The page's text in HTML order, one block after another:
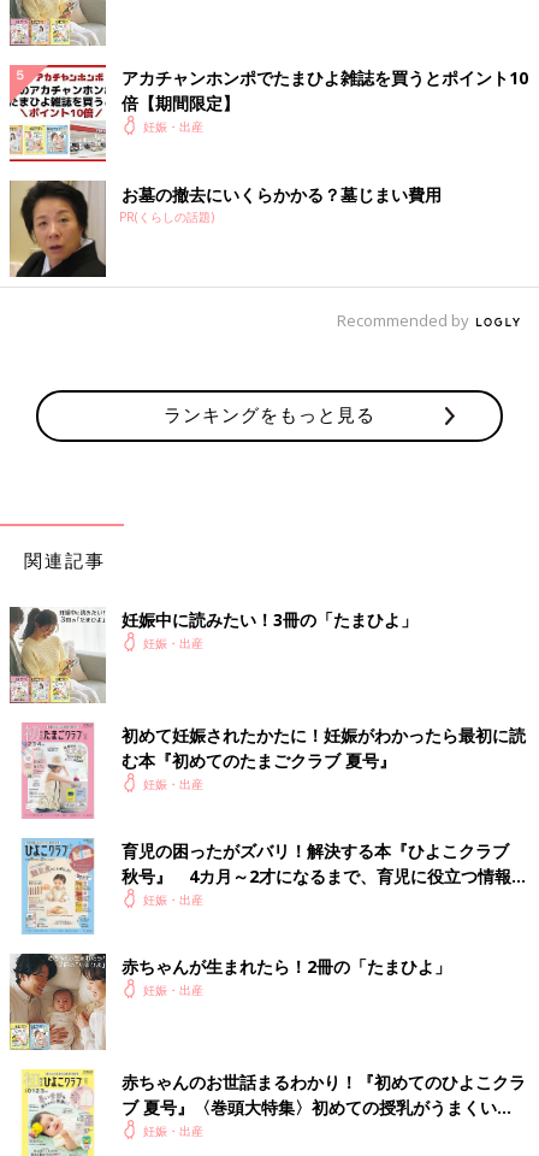
アカチャンホンポでたまひよ雑誌を買うとポイント10
倍【期間限定】
妊娠・出産
お墓の撤去にいくらかかる？墓じまい費用
PR(くらしの話題)
Recommended by
ランキングをもっと見る
関連記事
妊娠中に読みたい！3冊の「たまひよ」
妊娠・出産
初めて妊娠されたかたに！妊娠がわかったら最初に読
む本『初めてのたまごクラブ 夏号』
妊娠・出産
育児の困ったがズバリ！解決する本『ひよこクラブ
秋号』 4カ月～2才になるまで、育児に役立つ情報が
いっぱい！
妊娠・出産
赤ちゃんが生まれたら！2冊の「たまひよ」
妊娠・出産
赤ちゃんのお世話まるわかり！『初めてのひよこクラ
ブ 夏号』〈巻頭大特集〉初めての授乳がうまくい
く！ おっぱい・ミルクの基本と夏のトラブル 解決テ
妊娠・出産